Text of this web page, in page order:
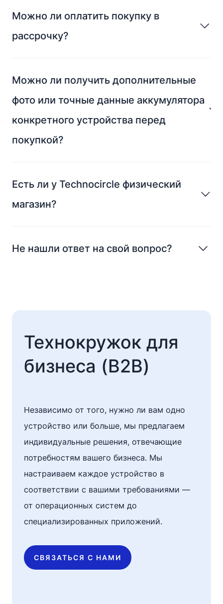
Можно ли оплатить покупку в
рассрочку?
Можно ли получить дополнительные
фото или точные данные аккумулятора
конкретного устройства перед
покупкой?
Есть ли у Technocircle физический
магазин?
Не нашли ответ на свой вопрос?
Технокружок для
бизнеса (B2B)
Независимо от того, нужно ли вам одно
устройство или больше, мы предлагаем
индивидуальные решения, отвечающие
потребностям вашего бизнеса. Мы
настраиваем каждое устройство в
соответствии с вашими требованиями —
от операционных систем до
специализированных приложений.
СВЯЗАТЬСЯ С НАМИ